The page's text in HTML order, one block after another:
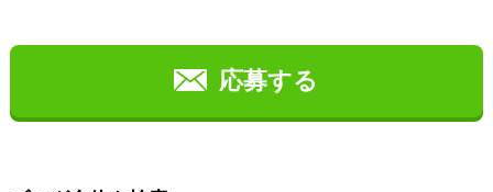
右記掲載元より：https://www.youtube.com/c/tvosakanews）
ニュース動画 https://www.youtube.com/watch?
応募する